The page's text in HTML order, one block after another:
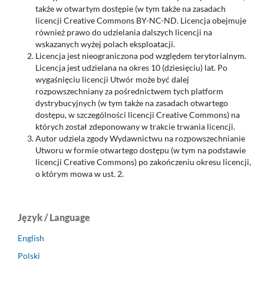
także w otwartym dostępie (w tym także na zasadach
licencji Creative Commons BY-NC-ND. Licencja obejmuje
również prawo do udzielania dalszych licencji na
wskazanych wyżej polach eksploatacji.
Licencja jest nieograniczona pod względem terytorialnym.
Licencja jest udzielana na okres 10 (dziesięciu) lat. Po
wygaśnięciu licencji Utwór może być dalej
rozpowszechniany za pośrednictwem tych platform
dystrybucyjnych (w tym także na zasadach otwartego
dostępu, w szczególności licencji Creative Commons) na
których został zdeponowany w trakcie trwania licencji.
Autor udziela zgody Wydawnictwu na rozpowszechnianie
Utworu w formie otwartego dostępu (w tym na podstawie
licencji Creative Commons) po zakończeniu okresu licencji,
o którym mowa w ust. 2.
Język / Language
English
Polski